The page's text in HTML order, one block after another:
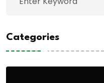
Categories